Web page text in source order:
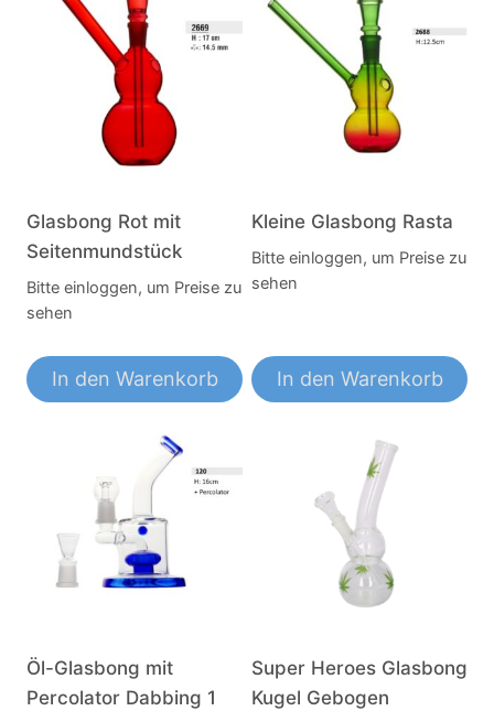
Glasbong Rot mit
Seitenmundstück
Bitte einloggen, um Preise zu
sehen
In den Warenkorb
Kleine Glasbong Rasta
Bitte einloggen, um Preise zu
sehen
In den Warenkorb
Öl-Glasbong mit
Percolator Dabbing 1
Super Heroes Glasbong
Kugel Gebogen